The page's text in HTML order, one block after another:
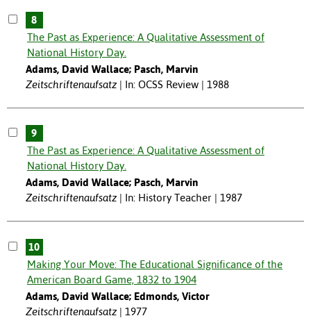
8
The Past as Experience: A Qualitative Assessment of
National History Day.
Adams, David Wallace; Pasch, Marvin
Zeitschriftenaufsatz
In: OCSS Review | 1988
9
The Past as Experience: A Qualitative Assessment of
National History Day.
Adams, David Wallace; Pasch, Marvin
Zeitschriftenaufsatz
In: History Teacher | 1987
10
Making Your Move: The Educational Significance of the
American Board Game, 1832 to 1904
Adams, David Wallace; Edmonds, Victor
Zeitschriftenaufsatz
1977